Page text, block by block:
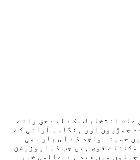
عام انتخابات کے لیے حق رائے
جھڑپوں اور ہنگامہ آرائی کے
حسینہ واجد کے اس بار بھی
قوی ہیں جب کہ اپوزیشن
میں قید ہے۔عالمی خبر